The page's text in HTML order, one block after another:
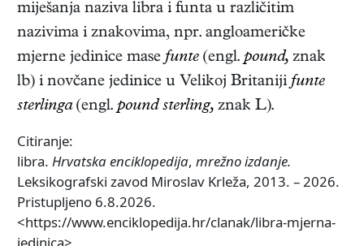
miješanja naziva libra i funta u različitim
nazivima i znakovima, npr. angloameričke
mjerne jedinice masefunte (engl.pound, znak
lb) i novčane jedinice u Velikoj Britanijifunte
sterlinga(engl.pound sterling, znak L).
Citiranje:
libra. Hrvatska enciklopedija, mrežno izdanje.
Leksikografski zavod Miroslav Krleža, 2013. – 2026.
Pristupljeno 6.8.2026.
<https://www.enciklopedija.hr/clanak/libra-mjerna-